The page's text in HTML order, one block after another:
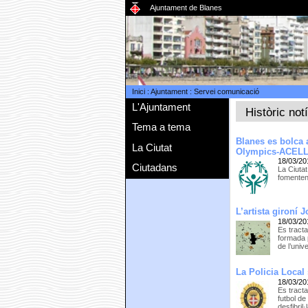
Ajuntament de Blanes
Inici: Ajuntament: Servei comunicació
L'Ajuntament
Tema a tema
La Ciutat
Ciutadans
Històric
Blanes es bolca
Olympics-
18/03/
La
L’artista gironí
18/03/
Es
formada
de
La Policia Local
18/03/
Es
futbol